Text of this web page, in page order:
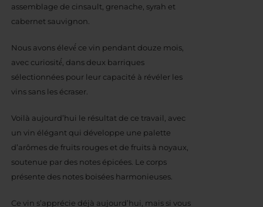
assemblage de cinsault, grenache, syrah et
cabernet sauvignon.
Nous avons élevé́ ce vin pendant douze mois,
avec curiosité́, dans deux barriques
sélectionnées pour leur capacité à révéler les
vins sans les écraser.
Voilà aujourd’hui le résultat de ce travail, avec
un vin élégant qui développe une palette
d’arômes de fruits rouges et de fruits à noyaux,
soutenue par des notes épicées. Le corps
présente des notes boisées harmonieuses.
Ce vin s’apprécie déjà aujourd’hui, mais si vous